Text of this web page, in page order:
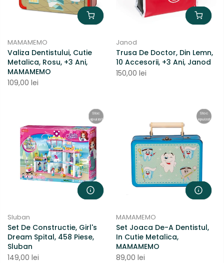
MAMAMEMO
Valiza Dentistului, Cutie
Metalica, Rosu, +3 Ani,
MAMAMEMO
109,00 lei
Janod
Trusa De Doctor, Din Lemn,
10 Accesorii, +3 Ani, Janod
150,00 lei
Stoc
epuizat
Sluban
Set De Constructie, Girl's
Dream Spital, 458 Piese,
Sluban
149,00 lei
Stoc
epuizat
MAMAMEMO
Set Joaca De-A Dentistul,
In Cutie Metalica,
MAMAMEMO
89,00 lei